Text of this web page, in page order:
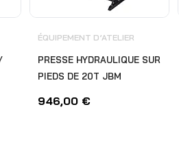
ÉQUIPEMENT D’ATELIER
PRESSE HYDRAULIQUE SUR
PIEDS DE 20T JBM
946,00 €